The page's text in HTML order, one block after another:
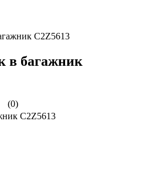
C2Z5613
в багажник
(0)